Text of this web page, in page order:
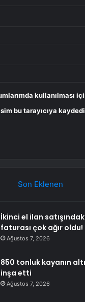
kullanılması
bu tarayıcıya
Son Eklenen
İkinci el ilan
faturası çok ağır oldu!
Ağustos 7, 2026
850 tonluk kayanın
inşa etti
Ağustos 7, 2026